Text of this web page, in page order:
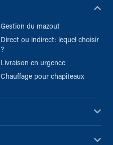
Gestion du mazout
Direct ou indirect: lequel choisir
?
Livraison en urgence
Chauffage pour chapiteaux